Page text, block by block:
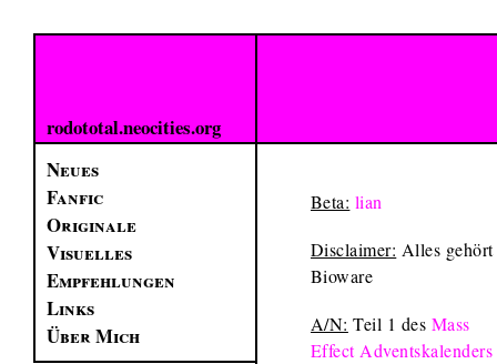
rodototal.neocities.org
Neues
Fanfic
Originale
Visuelles
Empfehlungen
Links
Über Mich
Beta: lian
Disclaimer: Alles gehört
Bioware
A/N: Teil 1 des Mass
Effect Adventskalenders